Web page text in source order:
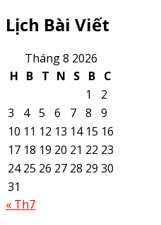
Lịch Bài Viết
Tháng 8 2026
H B T N S B C
1
2
3
4 5 6 7 8
9
10 11 12 13 14 15 16
17 18 19 20 21 22 23
24 25 26 27 28 29 30
31
« Th7